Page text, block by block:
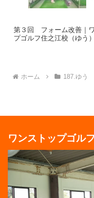
第３回 フォーム改善｜
プゴルフ住之江校（ゆう）
ホーム 187.ゆう
ワンストップゴル